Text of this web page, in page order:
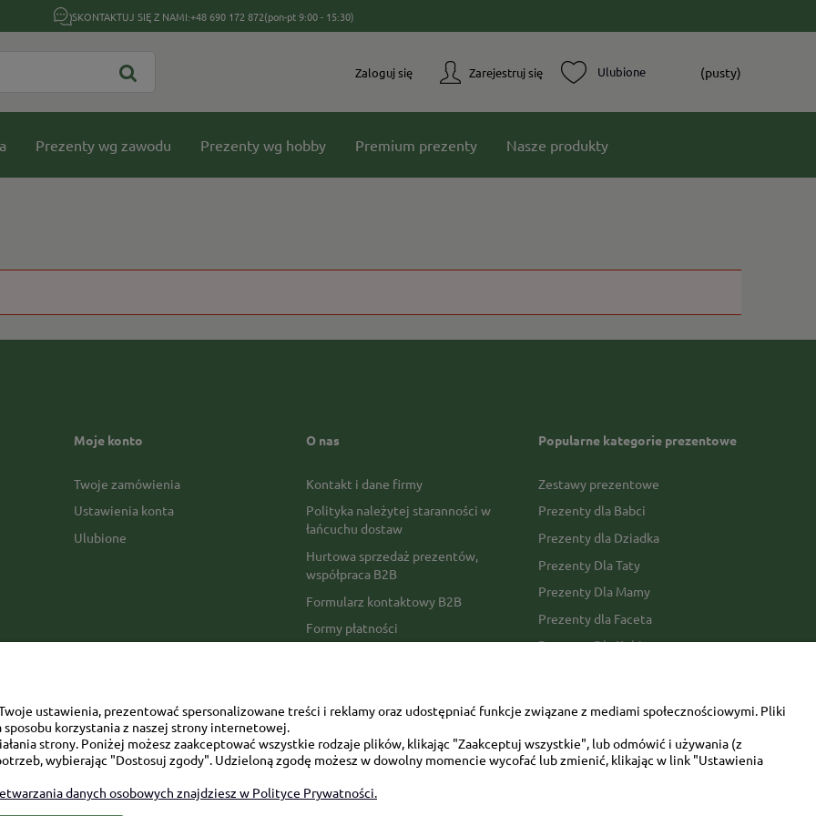
SKONTAKTUJ SIĘ Z NAMI:+48 690 172 872(pon-pt 9:00 - 15:30)
Zarejestruj się
Zaloguj się (pusty)
Prezenty wg zawodu Prezenty wg hobby Premium prezenty Nasze produkty
Moje konto
Twoje zamówienia
Ustawienia konta
Ulubione
O nas
Kontakt i dane firmy
Polityka należytej staranności w
łańcuchu dostaw
Hurtowa sprzedaż prezentów,
współpraca B2B
Formularz kontaktowy B2B
Formy płatności
Opinie Trustmate
Mapa kategorii
Popularne kategorie prezentowe
Zestawy prezentowe
Prezenty dla Babci
Prezenty dla Dziadka
Prezenty Dla Taty
Prezenty Dla Mamy
Prezenty dla Faceta
Prezenty Dla Kobiety
ustawienia, prezentować spersonalizowane treści i reklamy oraz udostępniać funkcje związane z mediami społecznościowymi. Pliki
korzystania z naszej strony internetowej.
strony. Poniżej możesz zaakceptować wszystkie rodzaje plików, klikając "Zaakceptuj wszystkie", lub odmówić i używania (z
wybierając "Dostosuj zgody". Udzieloną zgodę możesz w dowolny momencie wycofać lub zmienić, klikając w link "Ustawienia
danych osobowych znajdziesz w Polityce Prywatności.